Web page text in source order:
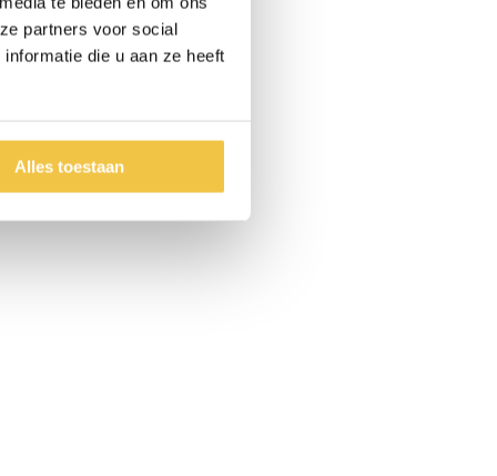
partners voor social
die u aan ze heeft
Alles toestaan